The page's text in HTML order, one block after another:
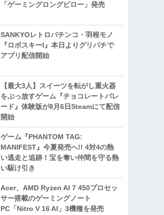
「ゲーミングロングピロー」発売
SANKYOレトロパチンコ・羽根モノ
『ロボスキーI』本日よりグリパチで
アプリ配信開始
【最大3人】スイーツを転がし重火器
をぶっ放すゲーム『チョコレートパレ
ード』体験版が8月6日Steamにて配信
開始
ゲーム『PHANTOM TAG:
MANIFEST』今夏発売へ!! 4対4の熱
い逃走と追跡！宝を奪い仲間を守る熱
い駆け引き
Acer、AMD Ryzen AI 7 450プロセッ
サー搭載のゲーミングノート
PC「Nitro V 16 AI」3機種を発売